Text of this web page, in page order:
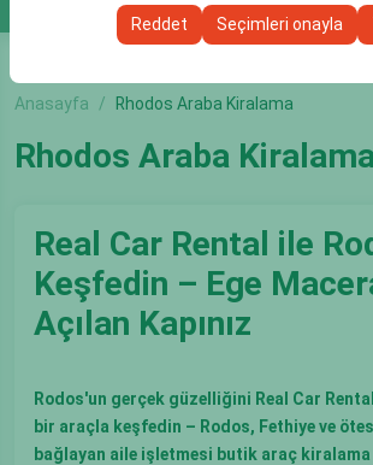
diğer yapılandırmalarınızı koruyarak,
deneyiminizin tutarlılığını ve sürekliliğini
Reddet Seçimleri onayla
Anasayfa Rhodos Araba Kiralama
Rhodos Araba
Real Car Rental ile
Keşfedin – Ege
Açılan Kapınız
Rodos'un gerçek güzelliğini Real Car
bir araçla keşfedin – Rodos, Fethiye ve
bağlayan aile işletmesi butik araç